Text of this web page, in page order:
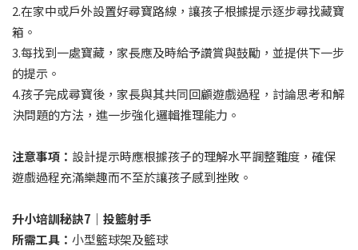
2.在家中或戶外設置好尋寶路線，讓孩子根據提示逐步尋找藏寶
箱。
3.每找到一處寶藏，家長應及時給予讚賞與鼓勵，並提供下一步
的提示。
4.孩子完成尋寶後，家長與其共同回顧遊戲過程，討論思考和解
決問題的方法，進一步強化邏輯推理能力。
注意事項： 設計提示時應根據孩子的理解水平調整難度，確保
遊戲過程充滿樂趣而不至於讓孩子感到挫敗。
升小培訓秘訣7｜投籃射手
所需工具： 小型籃球架及籃球